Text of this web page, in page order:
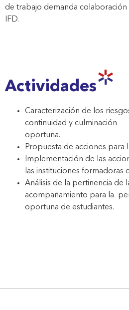
de trabajo demanda colaboración
IFD.
Actividades
Caracterización de los
continuidad y culminación
oportuna.
Propuesta de acciones para
Implementación de las
las instituciones formadoras
Análisis de la pertinencia de
acompañamiento para la
oportuna de estudiantes.